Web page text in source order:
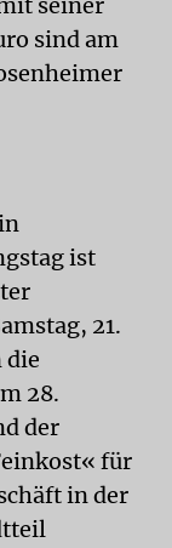
seiner
sind am
ist
21.
die
28.
der
für
in der